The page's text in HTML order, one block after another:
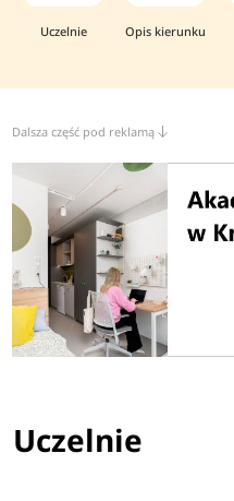
Uczelnie Opis kierunku
Dalsza część pod reklamą
Uczelnie